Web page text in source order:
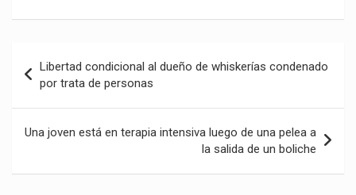
de
entradas
Libertad condicional al dueño de whiskerías condenado
por trata de personas
Una joven está en terapia intensiva luego de una pelea a
la salida de un boliche